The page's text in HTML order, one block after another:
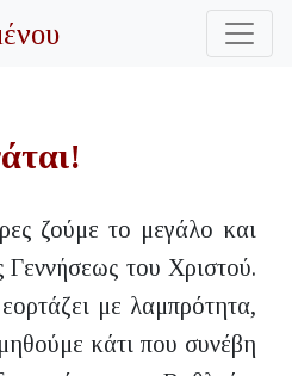
ζούμε το μεγάλο και
Γεννήσεως του Χριστού.
με λαμπρότητα,
κάτι που συνέβη